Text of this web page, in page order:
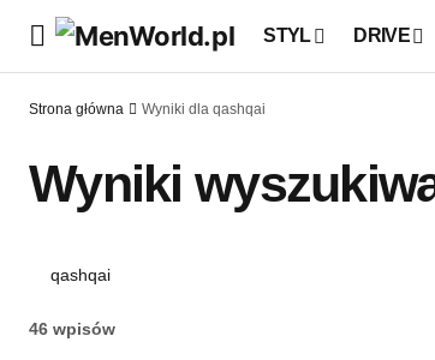
STYL DRIVE
Strona główna Wyniki dla qashqai
Wyniki
46 wpisów